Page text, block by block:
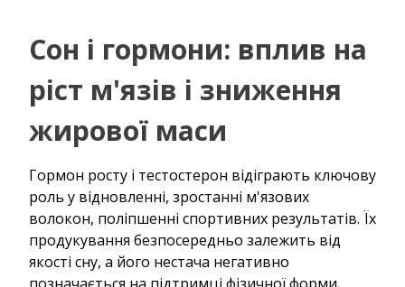
Сон і гормони: вплив на
ріст м'язів і зниження
жирової маси
Гормон росту і тестостерон відіграють ключову
роль у відновленні, зростанні м'язових
волокон, поліпшенні спортивних результатів. Їх
продукування безпосередньо залежить від
якості сну, а його нестача негативно